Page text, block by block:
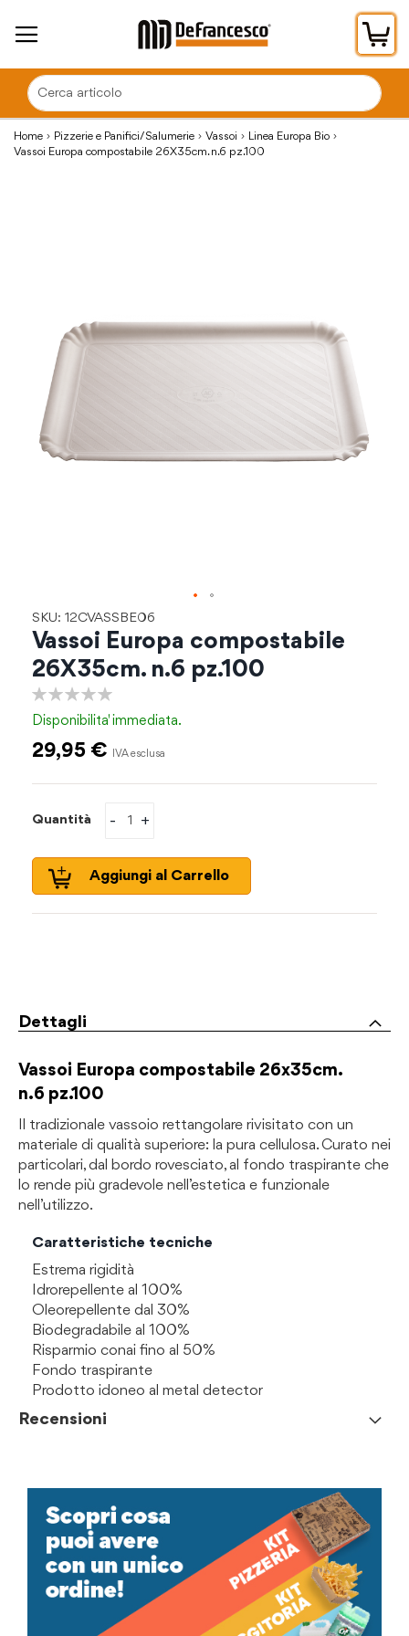
Home Pizzerie e Panifici/Salumerie Vassoi
Linea Europa Bio
Vassoi Europa compostabile 26X35cm. n.6 pz.100
SKU: 12CVASSBE06
Vassoi Europa compostabile
26X35cm. n.6 pz.100
Disponibilita'immediata.
29,95 €
Quantità +
-
Aggiungi al Carrello
Dettagli
Vassoi Europa compostabile 26x35cm.
n.6 pz.100
Il tradizionale vassoio rettangolare rivisitato con un
materiale di qualità superiore: la pura cellulosa. Curato nei
particolari, dal bordo rovesciato, al fondo traspirante che
lo rende più gradevole nell’estetica e funzionale
nell’utilizzo.
Caratteristiche tecniche
Estrema rigidità
Idrorepellente al 100%
Oleorepellente dal 30%
Biodegradabile al 100%
Risparmio conai fino al 50%
Fondo traspirante
Prodotto idoneo al metal detector
Recensioni
all'inizio
galleria